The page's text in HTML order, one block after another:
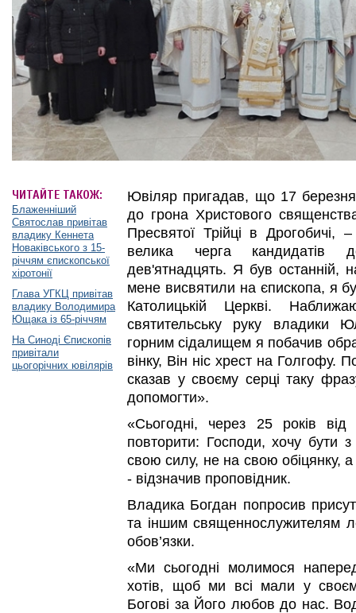
ЧИТАЙТЕ ТАКОЖ:
Блаженніший
Святослав привітав
владику Кеннета
Новаківського з 15-
річчям єпископської
хіротонії
Глава УГКЦ привітав
владику Володимира
Ющака із 65-річчям
На Синоді Єпископів
привітали
цьогорічних ювілярів
Ювіляр пригадав, що 17
до грона Христового
Пресвятої Трійці в Дрогобичі,
велика черга
дев'ятнадцять. Я був останній,
мене висвятили на єпископа, я
Католицькій Церкві.
святительську руку владики
горним сідалищем я побачив
вінку, Він ніс хрест на Голгофу.
сказав у своєму серці таку
допомогти».
«Сьогодні, через 25 років
повторити: Господи, хочу
свою силу, не на свою обіцянку,
- відзначив проповідник.
Владика Богдан попросив
та іншим священнослужителям
обов’язки.
«Ми сьогодні молимося
хотів, щоб ми всі мали у
Богові за Його любов до нас.